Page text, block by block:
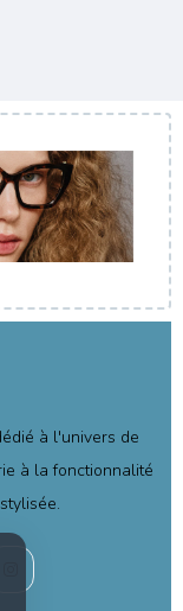
à l'univers de
à la fonctionnalité